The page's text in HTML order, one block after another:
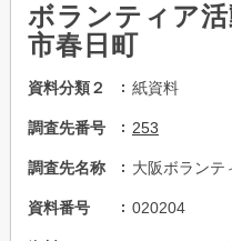
ボランティア
市春日町
資料分類２ 紙資料
調査先番号 253
調査先名称 大阪ボランテ
資料番号 020204